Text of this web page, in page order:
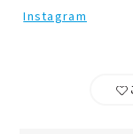
Instagram